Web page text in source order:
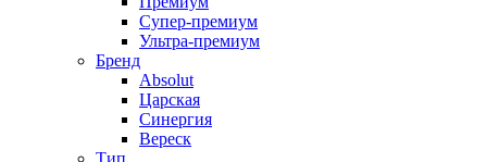
Супер-премиум
Ультра-премиум
Бренд
Absolut
Царская
Синергия
Вереск
Тип